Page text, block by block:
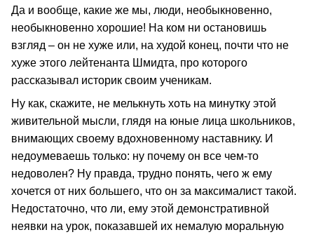
Да и вообще, какие же мы, люди, необыкновенно,
необыкновенно хорошие! На ком ни остановишь
взгляд – он не хуже или, на худой конец, почти что не
хуже этого лейтенанта Шмидта, про которого
рассказывал историк своим ученикам.
Ну как, скажите, не мелькнуть хоть на минутку этой
живительной мысли, глядя на юные лица школьников,
внимающих своему вдохновенному наставнику. И
недоумеваешь только: ну почему он все чем-то
недоволен? Ну правда, трудно понять, чего ж ему
хочется от них большего, что он за максималист такой.
Недостаточно, что ли, ему этой демонстративной
неявки на урок, показавшей их немалую моральную